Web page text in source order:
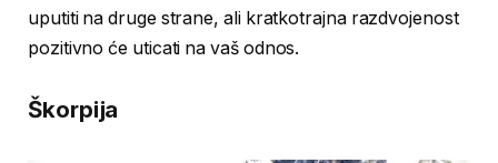
uputiti na druge strane, ali kratkotrajna razdvojenost
pozitivno će uticati na vaš odnos.
Škorpija